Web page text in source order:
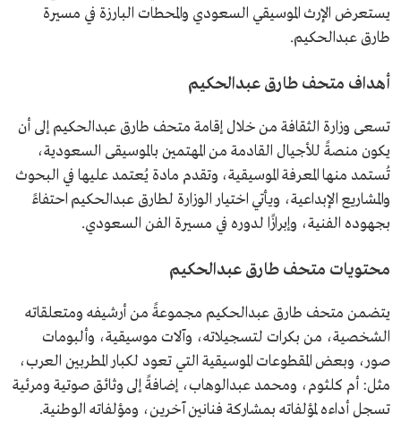
يستعرض الإرث الموسيقي السعودي والمحطات البارزة في مسيرة
طارق عبدالحكيم.
أهداف متحف طارق عبدالحكيم
تسعى وزارة الثقافة من خلال إقامة متحف طارق عبدالحكيم إلى أن
يكون منصةً للأجيال القادمة من المهتمين بالموسيقى السعودية،
تُستمد منها المعرفة الموسيقية، وتقدم مادة يُعتمد عليها في البحوث
والمشاريع الإبداعية، ويأتي اختيار الوزارة لطارق عبدالحكيم احتفاءً
بجهوده الفنية، وإبرازًا لدوره في مسيرة الفن السعودي.
محتويات متحف طارق عبدالحكيم
يتضمن متحف طارق عبدالحكيم مجموعةً من أرشيفه ومتعلقاته
الشخصية، من بكرات لتسجيلاته، وآلات موسيقية، وألبومات
صور، وبعض المقطوعات الموسيقية التي تعود لكبار المطربين العرب،
مثل: أم كلثوم، ومحمد عبدالوهاب، إضافةً إلى وثائق صوتية ومرئية
تسجل أداءه لمؤلفاته بمشاركة فنانين آخرين، ومؤلفاته الوطنية.